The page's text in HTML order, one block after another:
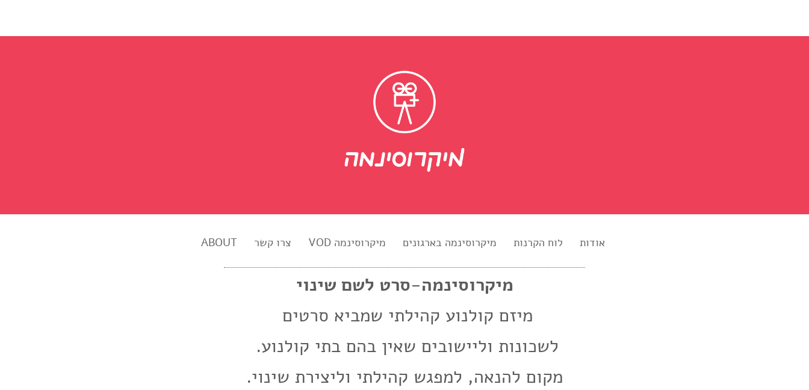
אודות לוח הקרנות מיקרוסינמה בארגונים מיקרוסינמה VOD צרו קשר ABOUT
מיקרוסינמה-סרט לשם שינוי
מיזם קולנוע קהילתי שמביא סרטים
לשכונות וליישובים שאין בהם בתי קולנוע.
מקום להנאה, למפגש קהילתי וליצירת שינוי.